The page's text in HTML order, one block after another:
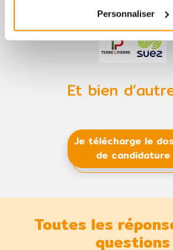
Personnaliser
Et bien
Je télécharge le
de candidature
Toutes les
questions